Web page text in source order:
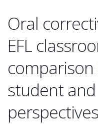
Oral
EFL
student
perspectives